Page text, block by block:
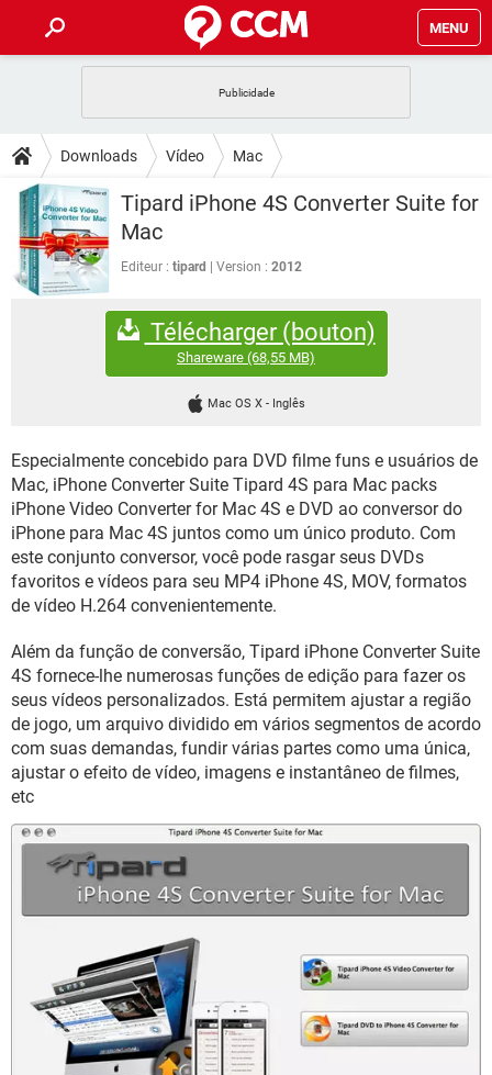
MENU
CELULAR FACEBOOK
OUTLOOK EXCEL
INSTAGRAM
GUIA DE COMPRAS
DICAS
JOGOS WHATSAPP
CELULAR
OUTLOOK
INSTAGRAM
GUIA DE COMPRAS
DOWNLOADS
JOGOS
CELULAR FACEBOOK
EXCEL
GMAIL
FÓRUM
JOGOS
FACEBOOK
EXCEL
GMAIL
WHATSAPP
INSTAGRAM GMAIL
GUIA DE COMPRAS
Downloads Vídeo Mac
Tipard iPhone 4S Converter Suite for
Mac
Editeur : tipard Version : 2012
Télécharger (bouton)
Shareware (68,55 MB)
Mac OS X- Inglês
Especialmente concebido para DVD filme funs e usuários de
Mac, iPhone Converter Suite Tipard 4S para Mac packs
iPhone Video Converter for Mac 4S e DVD ao conversor do
iPhone para Mac 4S juntos como um único produto. Com
este conjunto conversor, você pode rasgar seus DVDs
favoritos e vídeos para seu MP4 iPhone 4S, MOV, formatos
de vídeo H.264 convenientemente.
Além da função de conversão, Tipard iPhone Converter Suite
4S fornece-lhe numerosas funções de edição para fazer os
seus vídeos personalizados. Está permitem ajustar a região
de jogo, um arquivo dividido em vários segmentos de acordo
com suas demandas, fundir várias partes como uma única,
ajustar o efeito de vídeo, imagens e instantâneo de filmes,
etc